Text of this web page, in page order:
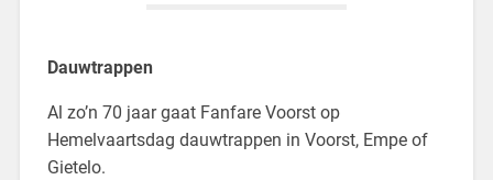
Dauwtrappen
Al zo’n 70 jaar gaat Fanfare Voorst op
Hemelvaartsdag dauwtrappen in Voorst, Empe of
Gietelo.